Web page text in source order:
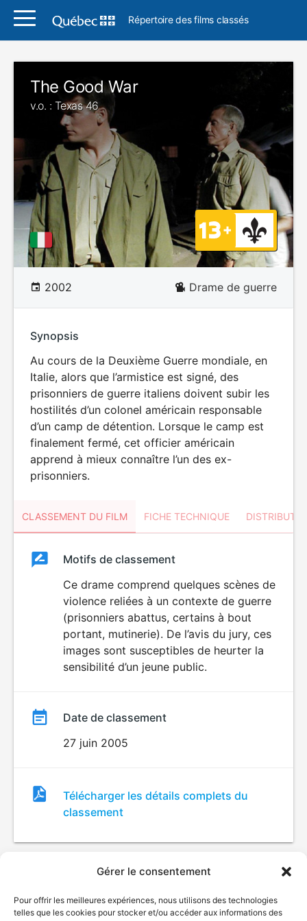
Gérer le consentement
Pour offrir les meilleures expériences, nous utilisons des technologies
telles que les cookies pour stocker et/ou accéder aux informations des
Répertoire des films classés
The Good War
v.o. : Texas 46
2002 Drame de guerre
Synopsis
Au cours de la Deuxième Guerre mondiale, en
Italie, alors que l’armistice est signé, des
prisonniers de guerre italiens doivent subir les
hostilités d’un colonel américain responsable
d’un camp de détention. Lorsque le camp est
finalement fermé, cet officier américain
apprend à mieux connaître l’un des ex-
prisonniers.
CLASSEMENT DU FILM FICHE TECHNIQUE
ClassementClassement
Motifs de classement
Ce drame comprend quelques scènes de
violence reliées à un contexte de guerre
(prisonniers abattus, certains à bout
portant, mutinerie). De l’avis du jury, ces
images sont susceptibles de heurter la
sensibilité d’un jeune public.
Date de classement
27 juin 2005
Fichier
de
classement
Télécharger les détails complets du
classement